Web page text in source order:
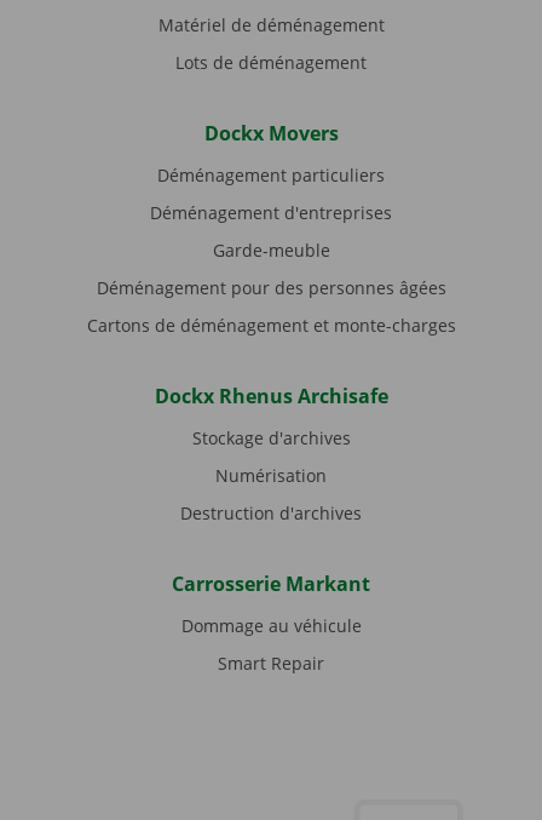
Matériel de déménagement
Lots de déménagement
Dockx Movers
Déménagement particuliers
Déménagement d'entreprises
Garde-meuble
Déménagement pour des personnes âgées
Cartons de déménagement et monte-charges
Dockx Rhenus Archisafe
Stockage d'archives
Numérisation
Destruction d'archives
Carrosserie Markant
Dommage au véhicule
Smart Repair